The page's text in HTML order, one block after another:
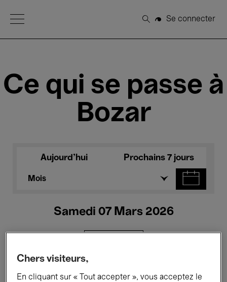
Open Menu
Rechercher
Se connecter
Ce qui se passe à
Bozar
Aujourd'hui Prochains 7 jours
Mois
Samedi 07 Mars 2026
Tous les événements Concerts
Chers visiteurs,
En cliquant sur « Tout accepter », vous acceptez le